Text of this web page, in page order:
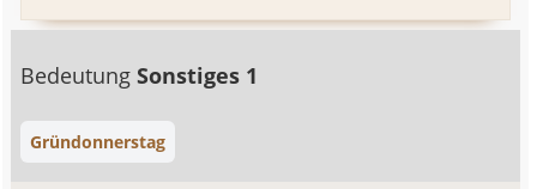
BedeutungSonstiges 1
Gründonnerstag